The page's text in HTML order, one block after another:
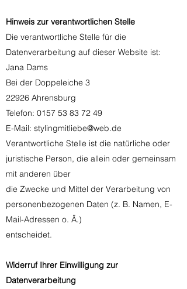
Hinweis zur verantwortlichen Stelle
Die verantwortliche Stelle für die
Datenverarbeitung auf dieser Website ist:
Jana Dams
Bei der Doppeleiche 3
22926 Ahrensburg
Telefon: 0157 53 83 72 49
E-Mail: stylingmitliebe@web.de
Verantwortliche Stelle ist die natürliche oder
juristische Person, die allein oder gemeinsam
mit anderen über
die Zwecke und Mittel der Verarbeitung von
personenbezogenen Daten (z. B. Namen, E-
Mail-Adressen o. Ä.)
entscheidet.
Widerruf Ihrer Einwilligung zur
Datenverarbeitung